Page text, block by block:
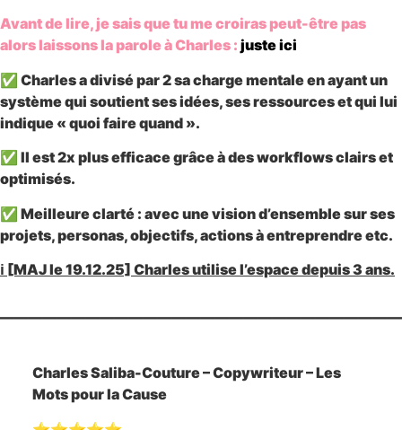
Avant de lire, je sais que tu me croiras peut-être pas
alors laissons la parole à Charles : juste ici
✅ Charles a divisé par 2 sa charge mentaleen ayant un
système qui soutient ses idées, ses ressources et qui lui
indique « quoi faire quand ».
✅ Il est 2x plus efficace grâce à des workflows clairs et
optimisés.
✅ Meilleure clarté : avec une visiond’ensemble sur ses
projets, personas, objectifs, actions à entreprendre etc.
ℹ️ [MAJ le 19.12.25] Charles utilise l’espace depuis3 ans.
Charles Saliba-Couture – Copywriteur – Les
Mots pour la Cause